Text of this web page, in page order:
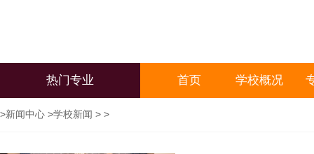
热门专业 首页 学校概况
>新闻中心 >学校新闻 > >